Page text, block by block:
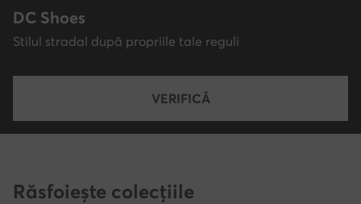
DC Shoes
Stilul stradal după propriile tale reguli
VERIFICĂ
Răsfoiește colecțiile